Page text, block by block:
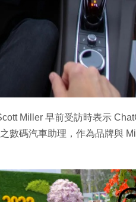
Miller 早前受訪時表示
數碼汽車助理，作為品牌與